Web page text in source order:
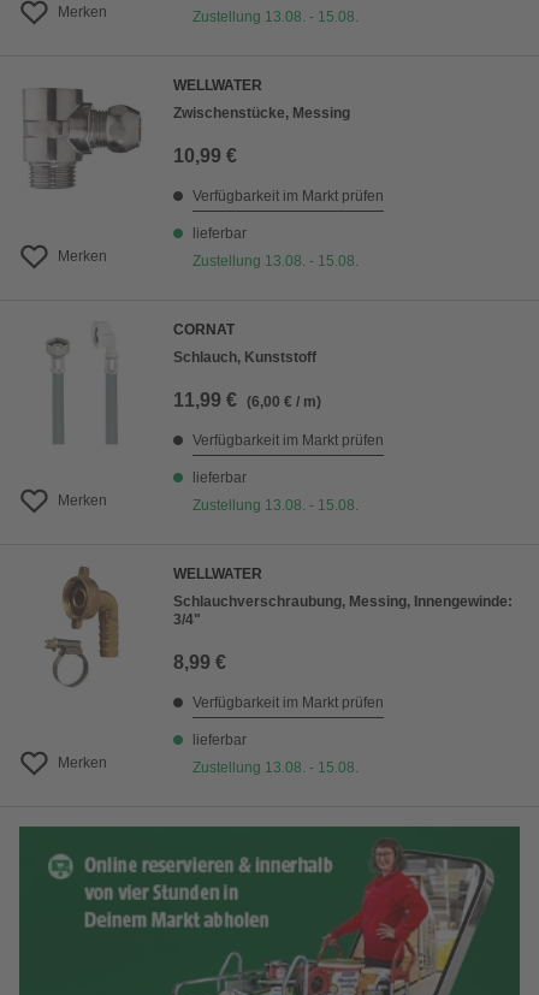
Merken Zustellung 13.08. - 15.08.
Merken
WELLWATER
Zwischenstücke, Messing
10,99 €
Verfügbarkeit im Markt prüfen
lieferbar
Zustellung 13.08. - 15.08.
Merken
CORNAT
Schlauch, Kunststoff
11,99 € (6,00 € / m)
Verfügbarkeit im Markt prüfen
lieferbar
Zustellung 13.08. - 15.08.
Merken
WELLWATER
Schlauchverschraubung, Messing, Innengewinde:
3/4"
8,99 €
Verfügbarkeit im Markt prüfen
lieferbar
Zustellung 13.08. - 15.08.